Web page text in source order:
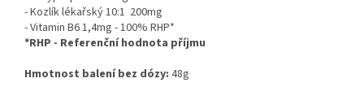
- Kozlík lékařský 10:1 200mg
- Vitamin B6 1,4mg - 100% RHP*
*RHP - Referenční hodnota příjmu
Hmotnost balení bez dózy: 48g